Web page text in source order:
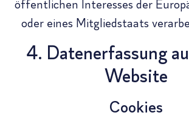
öffentlichen Interesses der
oder eines Mitgliedstaats
4. Datenerfassung
Website
Cookies